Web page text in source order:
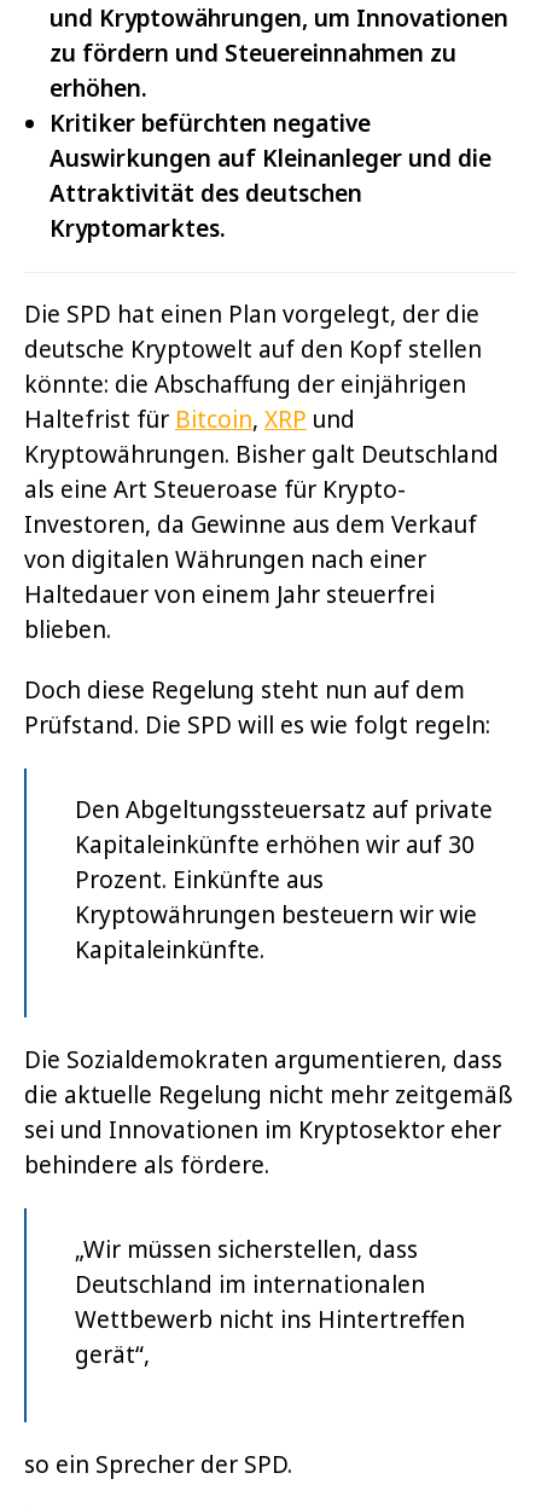
und Kryptowährungen, um Innovationen
zu fördern und Steuereinnahmen zu
erhöhen.
Kritiker befürchten negative
Auswirkungen auf Kleinanleger und die
Attraktivität des deutschen
Kryptomarktes.
Die SPD hat einen Plan vorgelegt, der die
deutsche Kryptowelt auf den Kopf stellen
könnte: die Abschaffung der einjährigen
Haltefrist für Bitcoin, XRP und
Kryptowährungen. Bisher galt Deutschland
als eine Art Steueroase für Krypto-
Investoren, da Gewinne aus dem Verkauf
von digitalen Währungen nach einer
Haltedauer von einem Jahr steuerfrei
blieben.
Doch diese Regelung steht nun auf dem
Prüfstand. Die SPD will es wie folgt regeln:
Den Abgeltungssteuersatz auf private
Kapitaleinkünfte erhöhen wir auf 30
Prozent. Einkünfte aus
Kryptowährungen besteuern wir wie
Kapitaleinkünfte.
Die Sozialdemokraten argumentieren, dass
die aktuelle Regelung nicht mehr zeitgemäß
sei und Innovationen im Kryptosektor eher
behindere als fördere.
„Wir müssen sicherstellen, dass
Deutschland im internationalen
Wettbewerb nicht ins Hintertreffen
gerät“,
so ein Sprecher der SPD.